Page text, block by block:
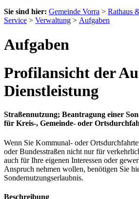
Sie sind hier: Gemeinde Vorra > Rathaus
Service > Verwaltung > Aufgaben
Aufgaben
Profilansicht der
Dienstleistung
Straßennutzung; Beantragung einer
für Kreis-, Gemeinde- oder
Wenn Sie Kommunal- oder
oder Bundesstraßen nicht nur für
auch für Ihre eigenen Interessen oder
Anspruch nehmen wollen, benötigen Sie
Sondernutzungserlaubnis.
Beschreibung